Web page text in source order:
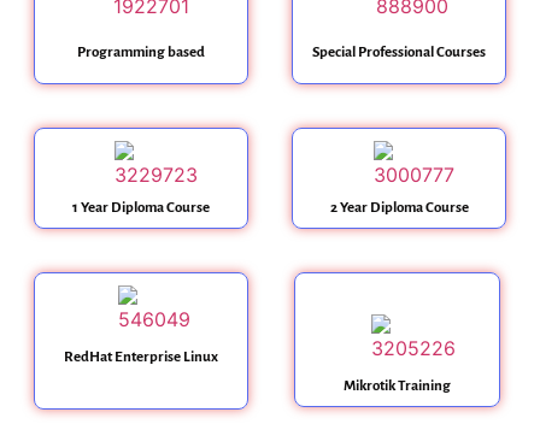
Programming based Special Professional Courses
1 Year Diploma Course 2 Year Diploma Course
RedHat Enterprise Linux
Mikrotik Training